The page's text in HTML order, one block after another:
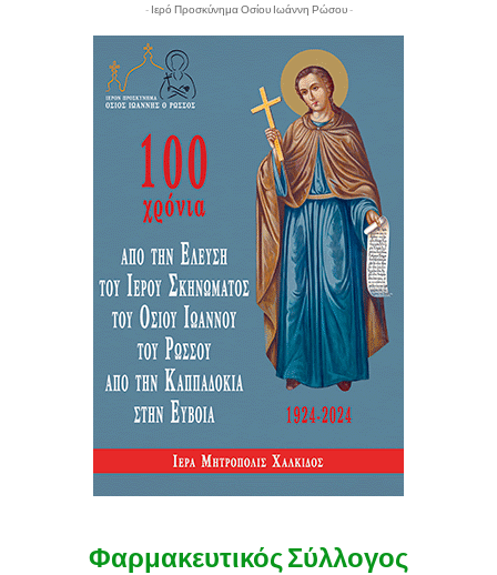
- Ιερό Προσκύνημα Οσίου Ιωάννη Ρώσου -
Φαρμακευτικός Σύλλογος